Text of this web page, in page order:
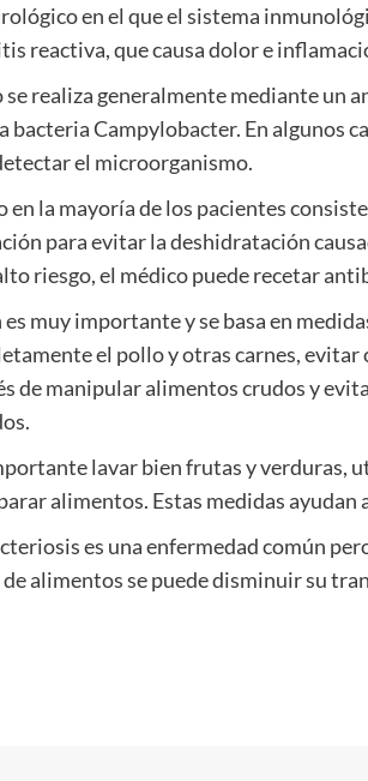
en el que el sistema
reactiva, que causa dolor e
realiza generalmente mediante un
bacteria Campylobacter. En algunos
el microorganismo.
la mayoría de los pacientes
para evitar la deshidratación
riesgo, el médico puede recetar
es muy importante y se basa en
el pollo y otras carnes,
de manipular alimentos crudos y
lavar bien frutas y verduras,
alimentos. Estas medidas
es una enfermedad común
alimentos se puede disminuir su